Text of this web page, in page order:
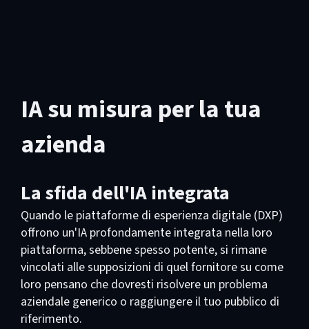
IA su misura per la tua
azienda
La sfida dell'IA integrata
Quando le piattaforme di esperienza digitale (DXP)
offrono un'IA profondamente integrata nella loro
piattaforma, sebbene spesso potente, si rimane
vincolati alle supposizioni di quel fornitore su come
loro pensano che dovresti risolvere un problema
aziendale generico o raggiungere il tuo pubblico di
riferimento.